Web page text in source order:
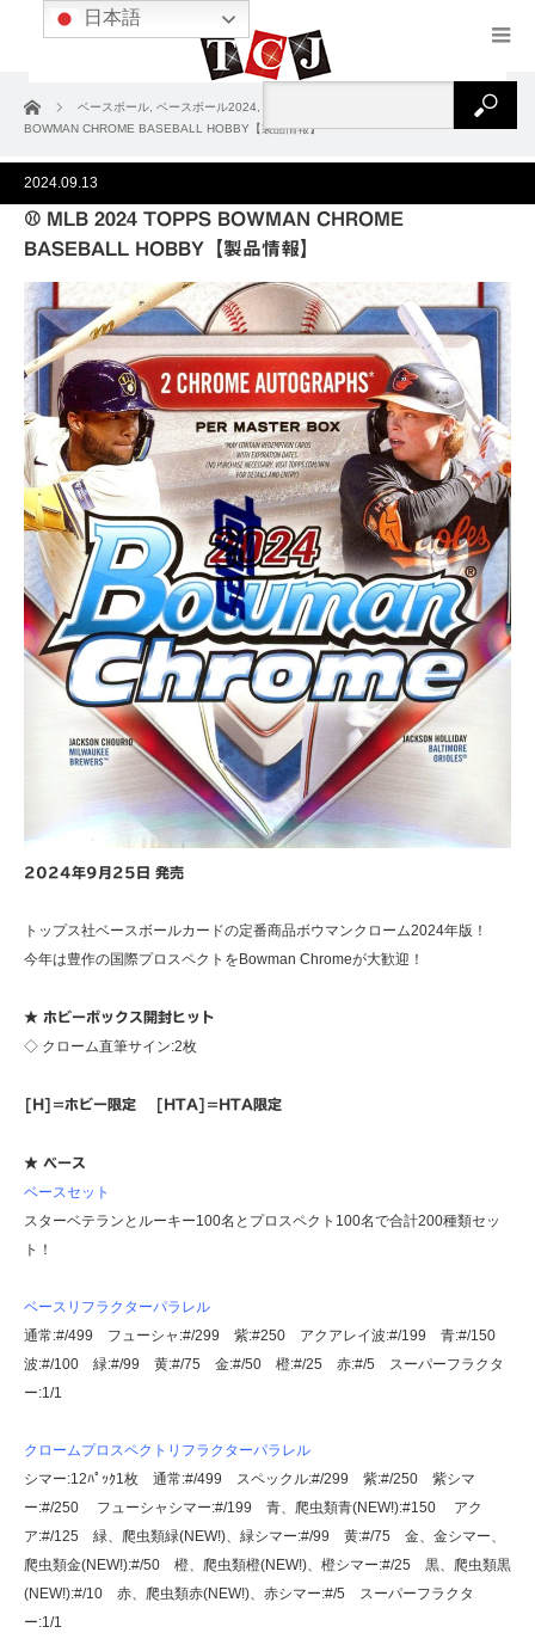
ホーム ベースボール ベースボール2024
BOWMAN CHROME BASEBALL HOBBY【製品情報】
2024.09.13
⚾ MLB 2024 TOPPS BOWMAN CHROME
BASEBALL HOBBY【製品情報】
2024年9月25日 発売
トップス社ベースボールカードの定番商品ボウマンクローム2024年版！
今年は豊作の国際プロスペクトをBowman Chromeが大歓迎！
★ ホビーボックス開封ヒット
◇ クローム直筆サイン:2枚
[H]=ホビー限定 [HTA]=HTA限定
★ ベース
ベースセット
スターベテランとルーキー100名とプロスペクト100名で合計200種類セッ
ト！
ベースリフラクターパラレル
通常:#/499 フューシャ:#/299 紫:#250 アクアレイ波:#/199 青:#/150
波:#/100 緑:#/99 黄:#/75 金:#/50 橙:#/25 赤:#/5 スーパーフラクタ
ー:1/1
クロームプロスペクトリフラクターパラレル
シマー:12ﾊﾟｯｸ1枚 通常:#/499 スペックル:#/299 紫:#/250 紫シマ
ー:#/250 フューシャシマー:#/199 青、爬虫類青(NEW!):#150 アク
ア:#/125 緑、爬虫類緑(NEW!)、緑シマー:#/99 黄:#/75 金、金シマー、
爬虫類金(NEW!):#/50 橙、爬虫類橙(NEW!)、橙シマー:#/25 黒、爬虫類黒
(NEW!):#/10 赤、爬虫類赤(NEW!)、赤シマー:#/5 スーパーフラクタ
ー:1/1
日本語